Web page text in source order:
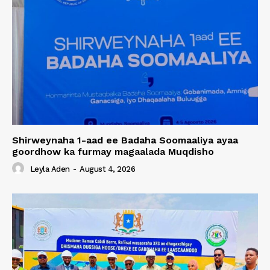
Shirweynaha 1-aad ee Badaha Soomaaliya ayaa
goordhow ka furmay magaalada Muqdisho
Leyla Aden - August 4, 2026